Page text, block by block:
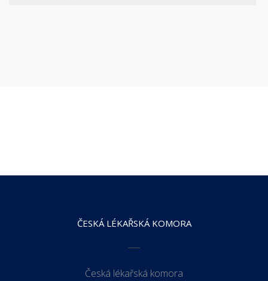
ČESKÁ LÉKAŘSKÁ KOMORA
Česká lékařská komora